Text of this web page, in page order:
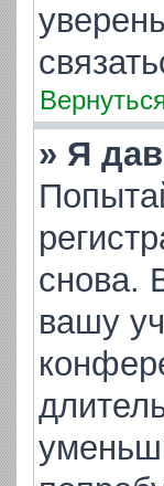
» Я
снова.
вашу